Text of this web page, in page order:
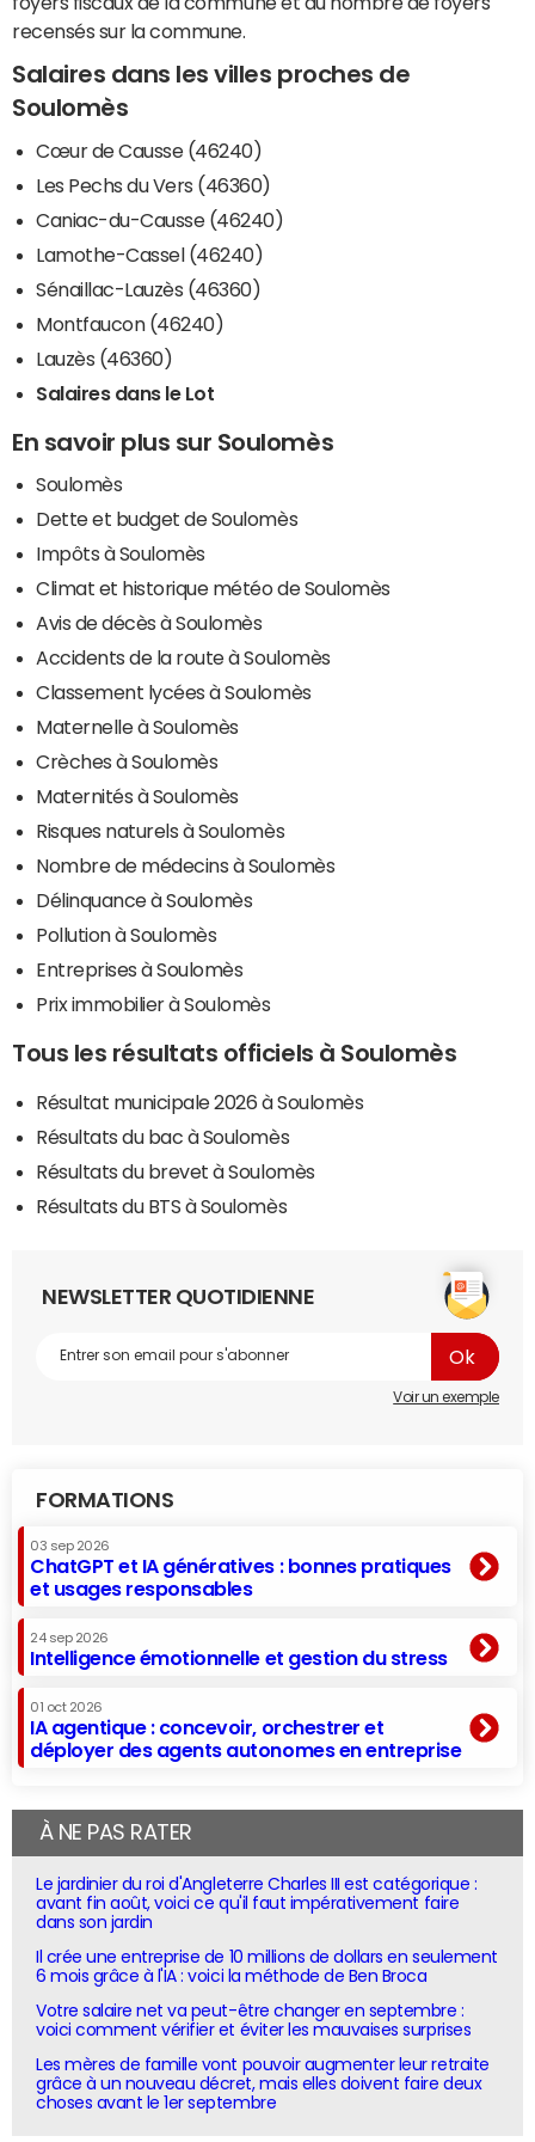
recensés sur la commune.
Salaires dans les villes proches de
Soulomès
Cœur de Causse (46240)
Les Pechs du Vers (46360)
Caniac-du-Causse (46240)
Lamothe-Cassel (46240)
Sénaillac-Lauzès (46360)
Montfaucon (46240)
Lauzès (46360)
Salaires dans le Lot
En savoir plus sur Soulomès
Soulomès
Dette et budget de Soulomès
Impôts à Soulomès
Climat et historique météo de Soulomès
Avis de décès à Soulomès
Accidents de la route à Soulomès
Classement lycées à Soulomès
Maternelle à Soulomès
Crèches à Soulomès
Maternités à Soulomès
Risques naturels à Soulomès
Nombre de médecins à Soulomès
Délinquance à Soulomès
Pollution à Soulomès
Entreprises à Soulomès
Prix immobilier à Soulomès
Tous les résultats officiels à Soulomès
Résultat municipale 2026 à Soulomès
Résultats du bac à Soulomès
Résultats du brevet à Soulomès
Résultats du BTS à Soulomès
NEWSLETTER QUOTIDIENNE
Voir un exemple
FORMATIONS
03 sep 2026
ChatGPT et IA génératives : bonnes pratiques
et usages responsables
24 sep 2026
Intelligence émotionnelle et gestion du stress
01 oct 2026
IA agentique : concevoir, orchestrer et
déployer des agents autonomes en entreprise
À NE PAS RATER
Le jardinier du roi d'Angleterre Charles III est catégorique :
avant fin août, voici ce qu'il faut impérativement faire
dans son jardin
Il crée une entreprise de 10 millions de dollars en seulement
6 mois grâce à l'IA : voici la méthode de Ben Broca
Votre salaire net va peut-être changer en septembre :
voici comment vérifier et éviter les mauvaises surprises
Les mères de famille vont pouvoir augmenter leur retraite
grâce à un nouveau décret, mais elles doivent faire deux
choses avant le 1er septembre